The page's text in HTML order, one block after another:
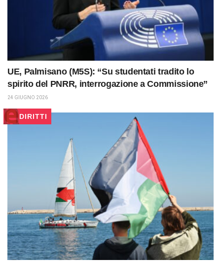
UE, Palmisano (M5S): “Su studentati tradito lo
spirito del PNRR, interrogazione a Commissione”
24 GIUGNO 2026
DIRITTI